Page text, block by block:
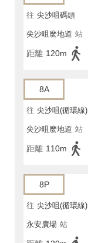
往 尖沙咀碼頭
尖沙咀麼地道 站
距離 120m
8A
往 尖沙咀(循環線)
尖沙咀麼地道 站
距離 110m
8P
往 尖沙咀(循環線)
永安廣場 站